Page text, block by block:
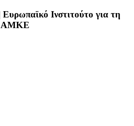
Ινστιτούτο για τη
ΑΜΚΕ